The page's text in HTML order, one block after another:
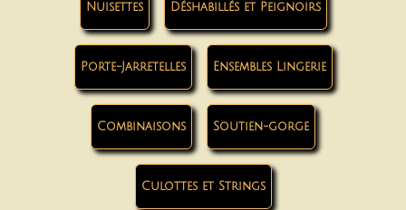
Nuisettes Déshabillés et Peignoirs
Porte-Jarretelles Ensembles Lingerie
Combinaisons Soutien-gorge
Culottes et Strings